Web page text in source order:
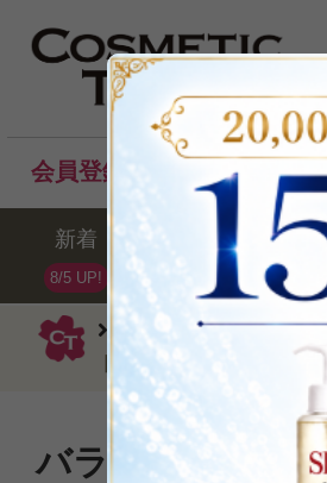
ケラスターゼ 洗
ト 90ml
会員登録後のお買い物でポ
新着
8/5 UP!
セール
バランスを崩し